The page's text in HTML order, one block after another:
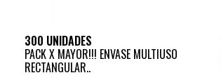
300 UNIDADES
PACK X MAYOR!!! ENVASE MULTIUSO
RECTANGULAR..